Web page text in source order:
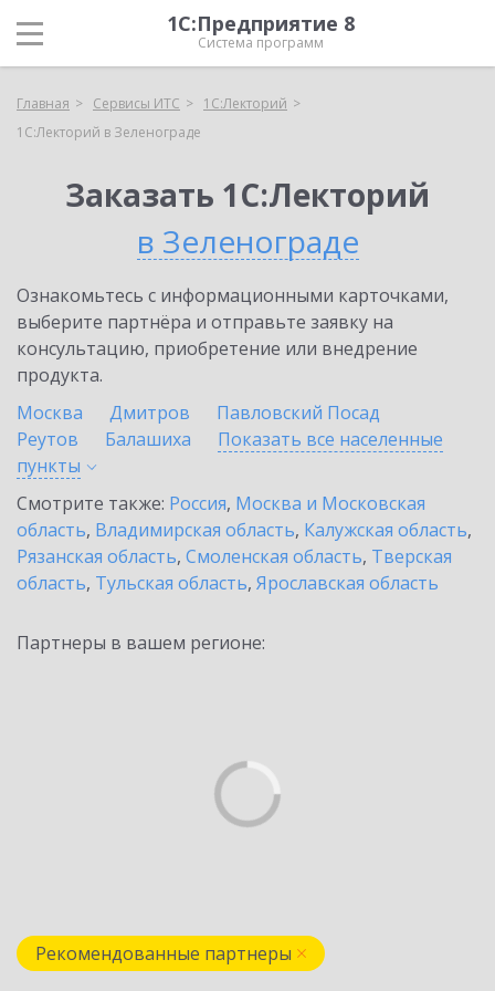
1С:Предприятие 8
Система программ
Главная Сервисы ИТС
1С:Лекторий
1С:Лекторий в Зеленограде
Заказать 1С:Лекторий
в Зеленограде
Ознакомьтесь с информационными карточками,
выберите партнёра и отправьте заявку на
консультацию, приобретение или внедрение
продукта.
Москва
Дмитров
Павловский Посад
Реутов
Балашиха
Показать все населенные
пункты
Смотрите также: Россия, Москва и Московская
область, Владимирская область, Калужская область,
Рязанская область, Смоленская область, Тверская
область, Тульская область, Ярославская область
Партнеры в вашем регионе:
Рекомендованные партнеры